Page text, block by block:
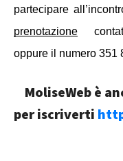
partecipare
prenotazione
oppure il numero 351
MoliseWeb è
per iscriverti